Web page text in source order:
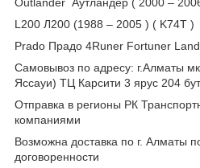
L200 Л200 (1988 – 2005 ) ( K74T )
Prado Прадо 4Runer Fortuner
Самовывоз по адресу: г.Алматы
Яссауи) ТЦ Карсити 3 ярус 204
Отправка в регионы РК
Возможна доставка по г. Алматы
договоренности